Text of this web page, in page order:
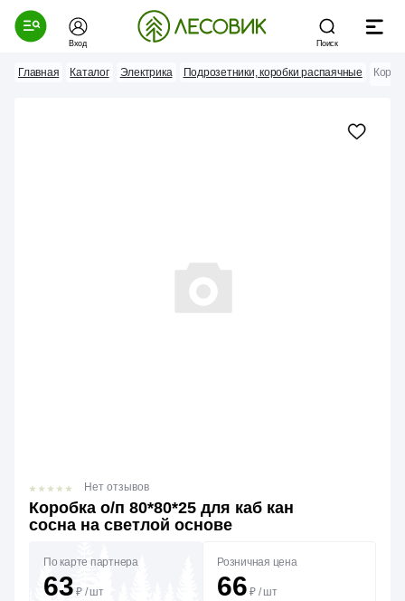
Вход Поиск
Главная Каталог Электрика Подрозетники, коробки распаячные
Коробка о/п 80*80*25 для каб кан
сосна на светлой основе
Нет отзывов
По карте партнера
63 ₽ /шт
Розничная цена
66 ₽ / шт